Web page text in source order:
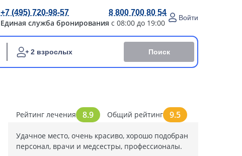
+7 (495) 720-98-57 8 800 700 80 54
Единая служба бронирования с 08:00 до 19:00
Войти
2 взрослых Поиск
Рейтинг лечения 8.9 Общий рейтинг 9.5
Удачное место, очень красиво, хорошо подобран
персонал, врачи и медсестры, профессионалы.